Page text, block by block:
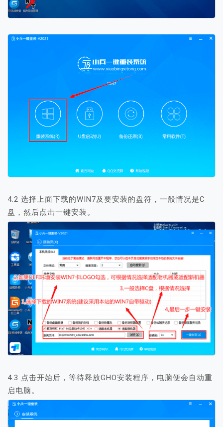
4.2 选择上面下载的WIN7及要安装的盘符，一般情况是C
盘，然后点击一键安装。
4.3 点击开始后，等待释放GHO安装程序，电脑便会自动重
启电脑。